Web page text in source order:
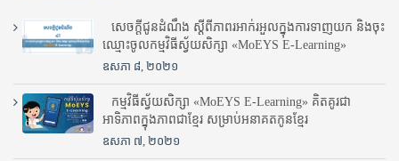
សេចក្តីជូនដំណឹង ស្តី​ពីភាព​រអាក់រអួល​ក្នុងការ​ទាញ​យក និង​ចុះ​
ឈ្មោះ​ចូល​កម្មវិធី​ស្វ័យសិក្សា «MoEYS E-Learning»
ឧសភា ៨, ២០២១
កម្មវិធីស្វ័យសិក្សា «MoEYS E-Learning» គិតគូរជា
អាទិភាពក្នុងភាពជាខ្មែរ សម្រាប់អនាគតកូនខ្មែរ
ឧសភា ៧, ២០២១